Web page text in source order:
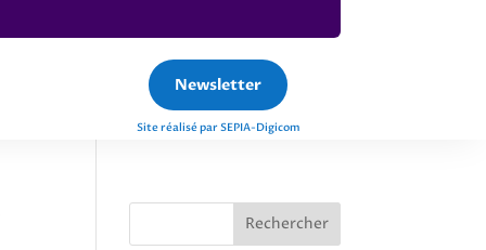
Newsletter
Site réalisé par SEPIA-Digicom
Rechercher